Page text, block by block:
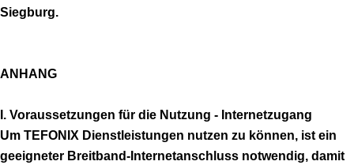
Siegburg.
ANHANG
I. Voraussetzungen für die Nutzung - Internetzugang
Um TEFONIX Dienstleistungen nutzen zu können, ist ein
geeigneter Breitband-Internetanschluss notwendig, damit